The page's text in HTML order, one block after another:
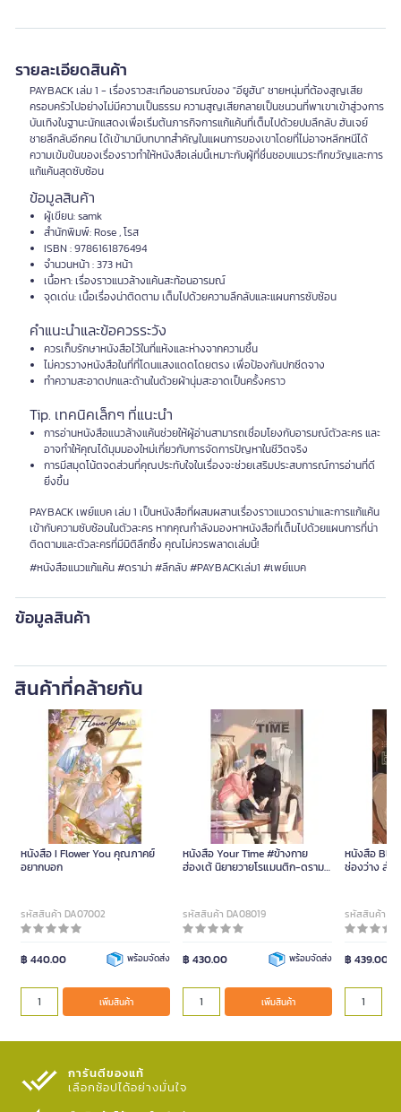
รายละเอียดสินค้า
PAYBACK เล่ม 1 - เรื่องราวสะเทือนอารมณ์ของ "อียูฮัน" ชายหนุ่มที่ต้องสูญเสีย
ครอบครัวไปอย่างไม่มีความเป็นธรรม ความสูญเสียกลายเป็นชนวนที่พาเขาเข้าสู่วงการ
บันเทิงในฐานะนักแสดงเพื่อเริ่มต้นภารกิจการแก้แค้นที่เต็มไปด้วยปมลึกลับ ฮันเจย์
ชายลึกลับอีกคน ได้เข้ามามีบทบาทสำคัญในแผนการของเขาโดยที่ไม่อาจหลีกหนีได้
ความเข้มข้นของเรื่องราวทำให้หนังสือเล่มนี้เหมาะกับผู้ที่ชื่นชอบแนวระทึกขวัญและการ
แก้แค้นสุดซับซ้อน
ข้อมูลสินค้า
ผู้เขียน: samk
สำนักพิมพ์: Rose , โรส
ISBN : 9786161876494
จำนวนหน้า : 373 หน้า
เนื้อหา: เรื่องราวแนวล้างแค้นสะท้อนอารมณ์
จุดเด่น: เนื้อเรื่องน่าติดตาม เต็มไปด้วยความลึกลับและแผนการซับซ้อน
คำแนะนำและข้อควรระวัง
ควรเก็บรักษาหนังสือไว้ในที่แห้งและห่างจากความชื้น
ไม่ควรวางหนังสือในที่ที่โดนแสงแดดโดยตรง เพื่อป้องกันปกซีดจาง
ทำความสะอาดปกและด้านในด้วยผ้านุ่มสะอาดเป็นครั้งคราว
Tip. เทคนิคเล็กๆ ที่แนะนำ
การอ่านหนังสือแนวล้างแค้นช่วยให้ผู้อ่านสามารถเชื่อมโยงกับอารมณ์ตัวละคร และ
อาจทำให้คุณได้มุมมองใหม่เกี่ยวกับการจัดการปัญหาในชีวิตจริง
การมีสมุดโน้ตจดส่วนที่คุณประทับใจในเรื่องจะช่วยเสริมประสบการณ์การอ่านที่ดี
ยิ่งขึ้น
PAYBACK เพย์แบค เล่ม 1 เป็นหนังสือที่ผสมผสานเรื่องราวแนวดราม่าและการแก้แค้น
เข้ากับความซับซ้อนในตัวละคร หากคุณกำลังมองหาหนังสือที่เต็มไปด้วยแผนการที่น่า
ติดตามและตัวละครที่มีมิติลึกซึ้ง คุณไม่ควรพลาดเล่มนี้!
#หนังสือแนวแก้แค้น #ดราม่า #ลึกลับ #PAYBACKเล่ม1 #เพย์แบค
ข้อมูลสินค้า
สินค้าที่คล้ายกัน
หนังสือ I Flower You คุณภาคย์
อยากบอก
รหัสสินค้า DA07002
฿ 440.00 พร้อมจัดส่ง
เพิ่มสินค้า
หนังสือ Your Time #ข้างกาย
ฮ่องเต้ นิยายวายโรแมนติก-ดรามา
รหัสสินค้า DA08019
฿ 430.00 พร้อมจัดส่ง
เพิ่มสินค้า
หนังสือ
ช่องว่าง สำ
รหัสสินค้า
฿ 439.00
การันตีของแท้
เลือกช้อปได้อย่างมั่นใจ​